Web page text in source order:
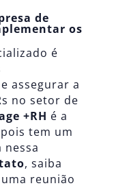
de
os
é
assegurar a
no setor de
+RH é a
tem um
, saiba
reunião